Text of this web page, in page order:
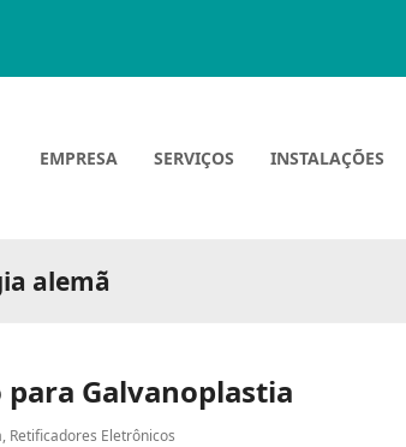
EMPRESA SERVIÇOS INSTALAÇÕES
alemã
Galvanoplastia
, Retificadores Eletrônicos